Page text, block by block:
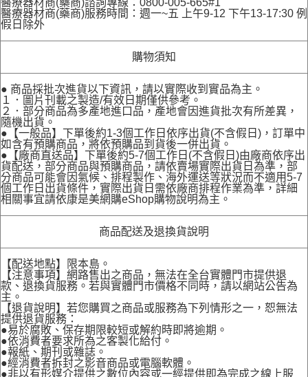
醫療器材商(藥商)服務時間：週一~五 上午9-12 下午13-17:30 例
假日除外
購物須知
● 商品採批次進貨以下資訊，請以實際收到實品為主。
１．圖片刊載之製造/有效日期僅供參考。
２．部分商品為多產地進口品，產地會因進貨批次有所差異，
隨機出貨。
●【一般品】下單後約1-3個工作日依序出貨(不含假日)，訂單中
如含有預購商品，將依預購品到貨後一併出貨。
●【廠商直送品】下單後約5-7個工作日(不含假日)由廠商依序出
貨配送，部分商品與預購商品，請依賣場實際出貨日為準，部
分商品可能會因氣候、排程製作、海外運送等狀況而不適用5-7
個工作日出貨條件，實際出貨日需依廠商排程作業為準，詳細
相關事宜請依康是美網購eShop購物說明為主。
商品配送及退換貨說明
【配送地點】限本島。
【注意事項】網路售出之商品，無法在全台實體門市提供退
款、退換貨服務。若與實體門市價格不同時，請以網站公告為
主。
【退貨說明】若您購買之商品或服務為下列情形之一，恕無法
提供退貨服務：
●易於腐敗、保存期限較短或解約時即將逾期。
●依消費者要求所為之客製化給付。
●報紙、期刊或雜誌。
●經消費者拆封之影音商品或電腦軟體。
●非以有形媒介提供之數位內容或一經提供即為完成之線上服